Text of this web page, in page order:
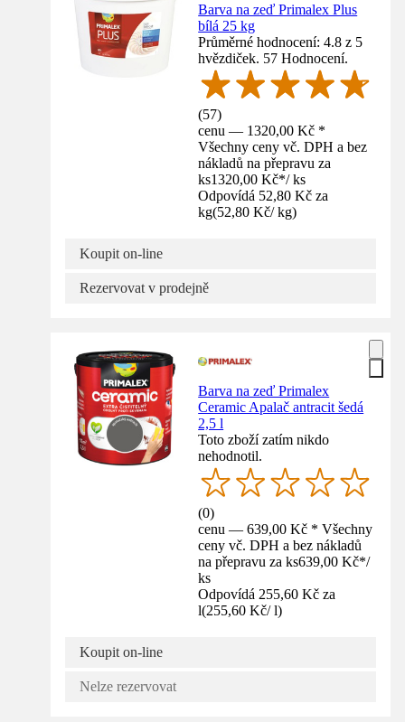
Barva na zeď Primalex Plus
bílá 25 kg
Průměrné hodnocení: 4.8 z 5
hvězdiček. 57 Hodnocení.
(57)
cenu — 1320,00 Kč *
Všechny ceny vč. DPH a bez
nákladů na přepravu za
ks1320,00 Kč*/ ks
Odpovídá 52,80 Kč za
kg(52,80 Kč/ kg)
Koupit on-line
Rezervovat v prodejně
Barva na zeď Primalex
Ceramic Apalač antracit šedá
2,5 l
Toto zboží zatím nikdo
nehodnotil.
(0)
cenu — 639,00 Kč * Všechny
ceny vč. DPH a bez nákladů
na přepravu za ks639,00 Kč*/
ks
Odpovídá 255,60 Kč za
l(255,60 Kč/ l)
Koupit on-line
Nelze rezervovat